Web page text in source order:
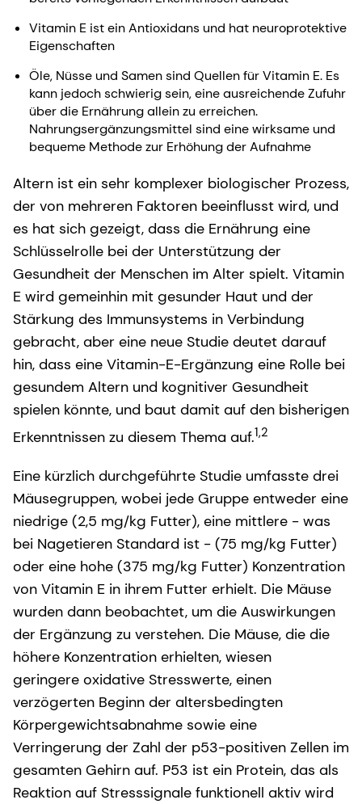
Vitamin E ist ein Antioxidans und hat neuroprotektive
Eigenschaften
Öle, Nüsse und Samen sind Quellen für Vitamin E. Es
kann jedoch schwierig sein, eine ausreichende Zufuhr
über die Ernährung allein zu erreichen.
Nahrungsergänzungsmittel sind eine wirksame und
bequeme Methode zur Erhöhung der Aufnahme
Altern ist ein sehr komplexer biologischer Prozess,
der von mehreren Faktoren beeinflusst wird, und
es hat sich gezeigt, dass die Ernährung eine
Schlüsselrolle bei der Unterstützung der
Gesundheit der Menschen im Alter spielt. Vitamin
E wird gemeinhin mit gesunder Haut und der
Stärkung des Immunsystems in Verbindung
gebracht, aber eine neue Studie deutet darauf
hin, dass eine Vitamin-E-Ergänzung eine Rolle bei
gesundem Altern und kognitiver Gesundheit
spielen könnte, und baut damit auf den bisherigen
Erkenntnissen zu diesem Thema auf.1,2
Eine kürzlich durchgeführte Studie umfasste drei
Mäusegruppen, wobei jede Gruppe entweder eine
niedrige (2,5 mg/kg Futter), eine mittlere - was
bei Nagetieren Standard ist - (75 mg/kg Futter)
oder eine hohe (375 mg/kg Futter) Konzentration
von Vitamin E in ihrem Futter erhielt. Die Mäuse
wurden dann beobachtet, um die Auswirkungen
der Ergänzung zu verstehen. Die Mäuse, die die
höhere Konzentration erhielten, wiesen
geringere oxidative Stresswerte, einen
verzögerten Beginn der altersbedingten
Körpergewichtsabnahme sowie eine
Verringerung der Zahl der p53-positiven Zellen im
gesamten Gehirn auf. P53 ist ein Protein, das als
Reaktion auf Stresssignale funktionell aktiv wird